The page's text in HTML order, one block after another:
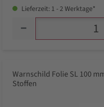
Lieferzeit: 1 - 2 Werktage*
Warnschild Folie SL 100
Stoffen